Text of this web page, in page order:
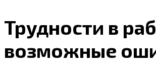
Трудности в
возможные